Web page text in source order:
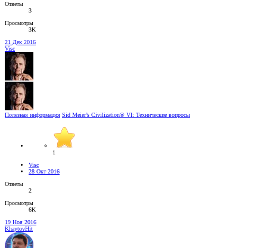
Ответы
3
Просмотры
3K
21 Дек 2016
Visc
Полезная информация Sid Meier’s Civilization® VI: Технические вопросы
1
Visc
28 Окт 2016
Ответы
2
Просмотры
6K
19 Ноя 2016
KhaytovHit